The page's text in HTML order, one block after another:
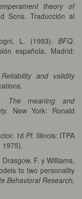
theory of
Sons. Traducción al
L. (1993). BFQ.
española, Madrid:
Reliability and validity
The meaning and
New York: Ronald
16 Pf. Illinois: ITPA
1975).
F. y Williams,
to two personality
Behavioral Research,